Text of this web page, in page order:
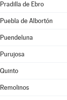
Pradilla de Ebro
Puebla de Albortón
Puendeluna
Purujosa
Quinto
Remolinos